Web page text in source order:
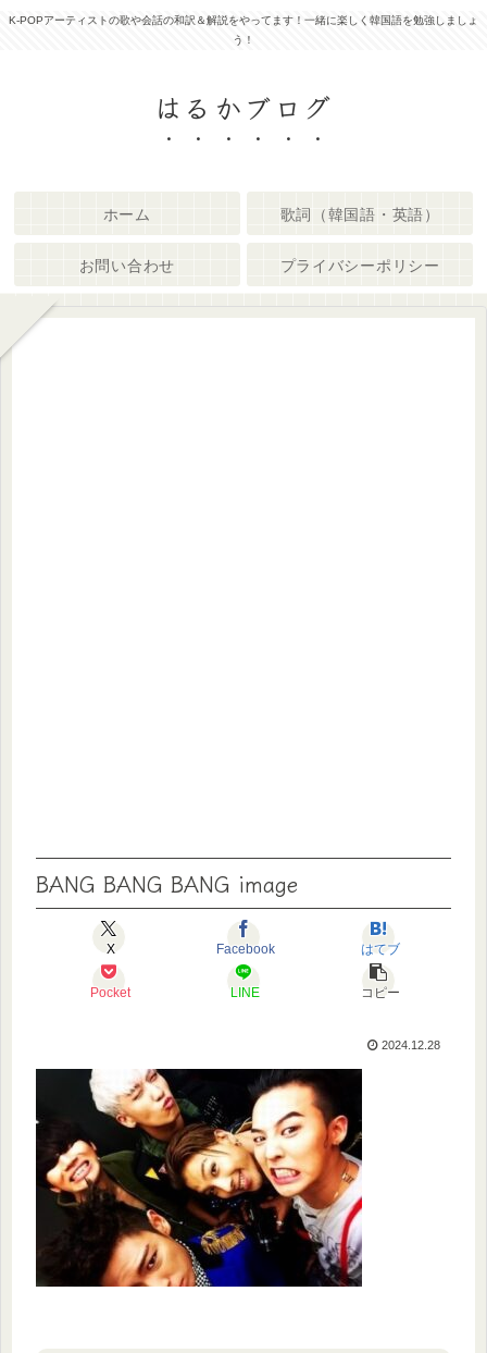
K-POPアーティストの歌や会話の和訳＆解説をやってます！一緒に楽しく韓国語を勉強しましょ
う！
はるかブログ
ホーム 歌詞（韓国語・英語）
お問い合わせ プライバシーポリシー
BANG BANG BANG image
X Facebook はてブ
Pocket LINE コピー
2024.12.28